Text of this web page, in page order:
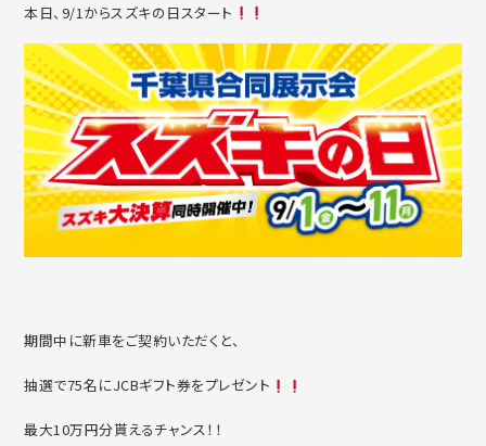
本日、9/1からスズキの日スタート
期間中に新車をご契約いただくと、
抽選で75名にJCBギフト券をプレゼント
最大10万円分貰えるチャンス！！